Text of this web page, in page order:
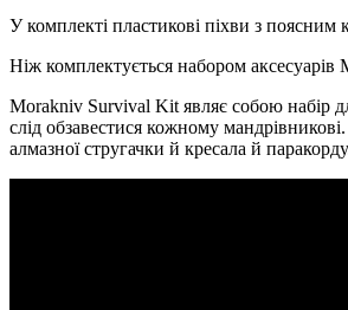
У комплекті пластикові піхви з поясним
Ніж комплектується набором
Morakniv Survival Kit являє собою набір
слід обзавестися кожному
алмазної стругачки й кресала й